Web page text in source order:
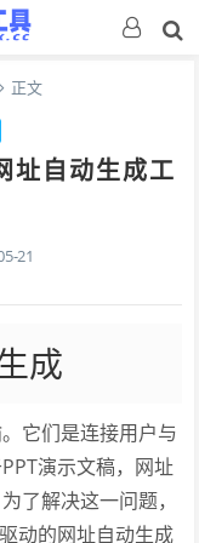
正文
址自动生成工
21
成
它们是连接用户与
演示文稿，网址
了解决这一问题，
动的网址自动生成